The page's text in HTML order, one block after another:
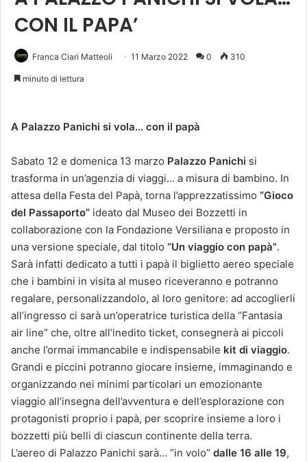
CON IL PAPA’
Franca Ciari Matteoli 11 Marzo 2022 0 310
minuto di lettura
A Palazzo Panichi si vola… con il papà
Sabato 12 e domenica 13 marzo Palazzo Panichi si
trasforma in un’agenzia di viaggi… a misura di bambino. In
attesa della Festa del Papà, torna l’apprezzatissimo “Gioco
del Passaporto” ideato dal Museo dei Bozzetti in
collaborazione con la Fondazione Versiliana e proposto in
una versione speciale, dal titolo “Un viaggio con papà”.
Sarà infatti dedicato a tutti i papà il biglietto aereo speciale
che i bambini in visita al museo riceveranno e potranno
regalare, personalizzandolo, al loro genitore: ad accoglierli
all’ingresso ci sarà un’operatrice turistica della “Fantasia
air line” che, oltre all’inedito ticket, consegnerà ai piccoli
anche l’ormai immancabile e indispensabile kit di viaggio.
Grandi e piccini potranno giocare insieme, immaginando e
organizzando nei minimi particolari un emozionante
viaggio all’insegna dell’avventura e dell’esplorazione con
protagonisti proprio i papà, per scoprire insieme a loro i
bozzetti più belli di ciascun continente della terra.
L’aereo di Palazzo Panichi sarà… “in volo” dalle 16 alle 19,